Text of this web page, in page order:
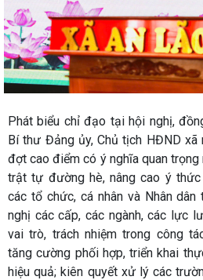
Phát biểu chỉ đạo tại hội nghị,
Bí thư Đảng ủy, Chủ tịch HĐND xã
đợt cao điểm có ý nghĩa quan
trật tự đường hè, nâng cao ý
các tổ chức, cá nhân và Nhân
nghị các cấp, các ngành, các lực
vai trò, trách nhiệm trong công
tăng cường phối hợp, triển khai
hiệu quả; kiên quyết xử lý các